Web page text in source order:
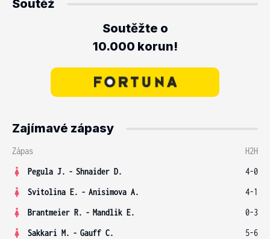
Soutěž
Soutěžte o
10.000 korun!
Zajímavé zápasy
Zápas
H2H
Pegula J. - Shnaider D.
4-0
Svitolina E. - Anisimova A.
4-1
Brantmeier R. - Mandlik E.
0-3
Sakkari M. - Gauff C.
5-6